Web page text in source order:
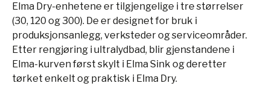
Elma Dry-enhetene er tilgjengelige i tre størrelser
(30, 120 og 300). De er designet for bruk i
produksjonsanlegg, verksteder og serviceområder.
Etter rengjøring i ultralydbad, blir gjenstandene i
Elma-kurven først skylt i Elma Sink og deretter
tørket enkelt og praktisk i Elma Dry.